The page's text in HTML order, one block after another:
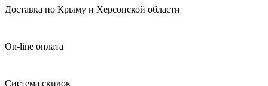
Доставка по Крыму и Херсонской области
On-line оплата
Система скидок